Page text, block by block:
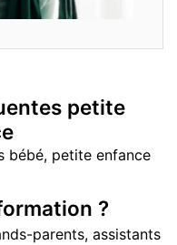
petite
bébé, petite enfance
?
parents, assistants